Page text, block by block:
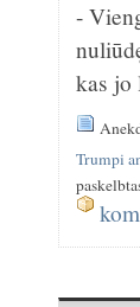
-
kas jo
Trumpi